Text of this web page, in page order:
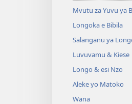
Mvutu za Yuvu ya
Longoka e Bibila
Salanganu ya
Luvuvamu & Kiese
Longo & esi Nzo
Aleke yo Matoko
Wana